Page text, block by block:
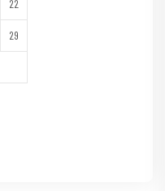
22
29